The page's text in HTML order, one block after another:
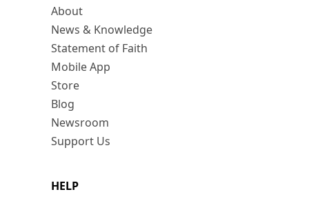
About
News & Knowledge
Statement of Faith
Mobile App
Store
Blog
Newsroom
Support Us
HELP